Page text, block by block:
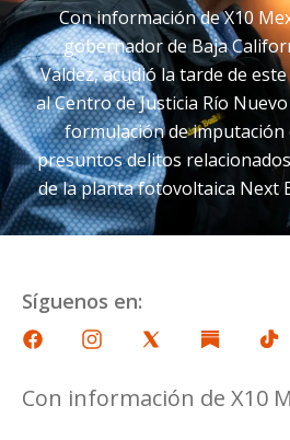
Con información de X10
gobernador de Baja
Valdez, acudió la tarde de
al Centro de Justicia Río
formulación de
presuntos delitos
de la planta fotovoltaica Next
Síguenos en:
Con información de X10